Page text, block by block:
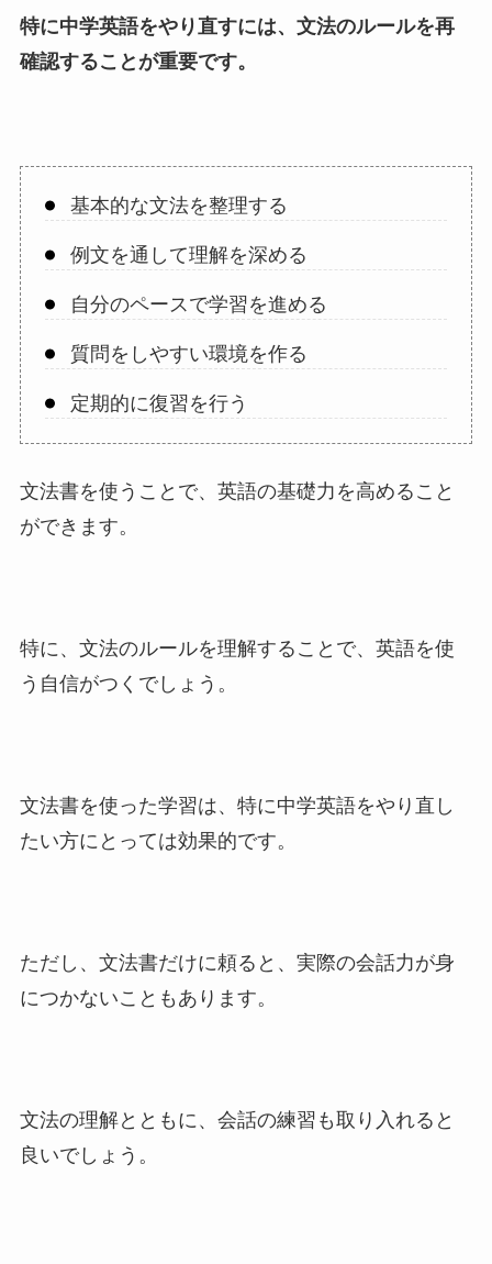
特に中学英語をやり直すには、文法のルールを再
確認することが重要です。
基本的な文法を整理する
例文を通して理解を深める
自分のペースで学習を進める
質問をしやすい環境を作る
定期的に復習を行う
文法書を使うことで、英語の基礎力を高めること
ができます。
特に、文法のルールを理解することで、英語を使
う自信がつくでしょう。
文法書を使った学習は、特に中学英語をやり直し
たい方にとっては効果的です。
ただし、文法書だけに頼ると、実際の会話力が身
につかないこともあります。
文法の理解とともに、会話の練習も取り入れると
良いでしょう。